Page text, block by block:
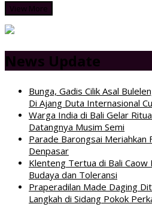
View More
News Update
Bunga, Gadis Cilik Asal
Di Ajang Duta Internasional
Warga India di Bali Gelar
Datangnya Musim Semi
Parade Barongsai Meriahkan
Denpasar
Klenteng Tertua di Bali Caow
Budaya dan Toleransi
Praperadilan Made Daging
Langkah di Sidang Pokok